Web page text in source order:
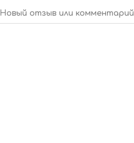
Новый отзыв или комментарий